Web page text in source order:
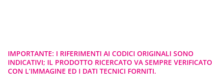
IMPORTANTE: I RIFERIMENTI AI CODICI ORIGINALI SONO
INDICATIVI; IL PRODOTTO RICERCATO VA SEMPRE VERIFICATO
CON L’IMMAGINE ED I DATI TECNICI FORNITI.